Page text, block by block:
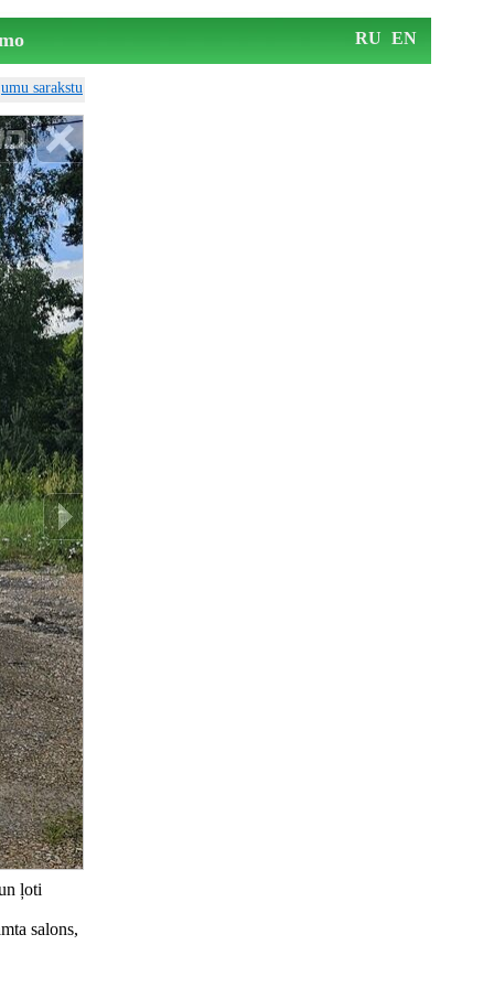
RU EN
sarakstu
ļoti
salons,